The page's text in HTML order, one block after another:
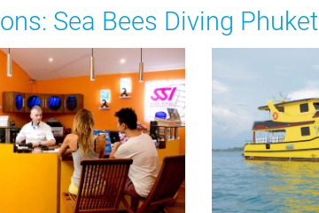
Sea Bees Diving Phuket